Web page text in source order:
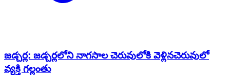
జడ్చర్ల: జడ్చర్లలోని నాగసాల చెరువులోకి వెళ్లినచెరువులో
వ్యక్తి గల్లంతు